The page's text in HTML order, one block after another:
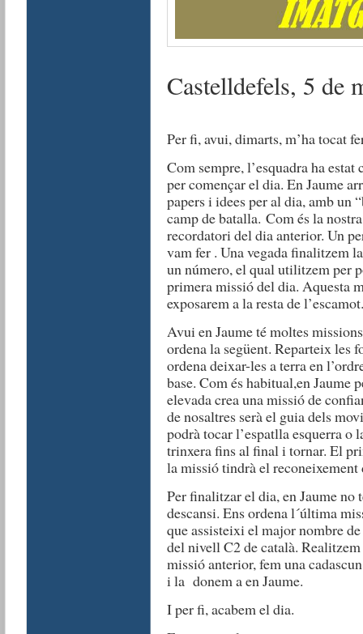
Castelldefels, 5 de
Per fi, avui, dimarts, m’ha tocat
Com sempre, l’esquadra ha
per començar el dia. En Jaume
papers i idees per al dia, amb un
camp de batalla. Com és la
recordatori del dia anterior. Un
vam fer . Una vegada finalitzem
un número, el qual utilitzem per
primera missió del dia. Aquesta
exposarem a la resta de
Avui en Jaume té moltes
ordena la següent. Reparteix les
ordena deixar-les a terra en
base. Com és habitual,en Jaume
elevada crea una missió de
de nosaltres serà el guia dels
podrà tocar l’espatlla esquerra o
trinxera fins al final i tornar. El
la missió tindrà el reconeixement
Per finalitzar el dia, en Jaume no
descansi. Ens ordena l´última
que assisteixi el major nombre
del nivell C2 de català.
missió anterior, fem una
i la donem a en Jaume.
I per fi, acabem el dia.